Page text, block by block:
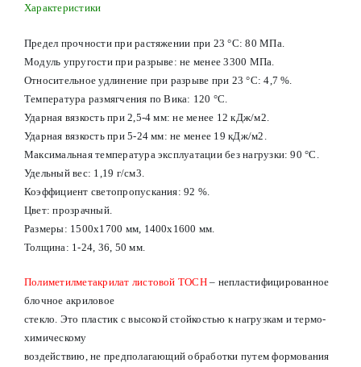
Характеристики
Предел прочности при растяжении при 23 °С: 80 МПа.
Модуль упругости при разрыве: не менее 3300 МПа.
Относительное удлинение при разрыве при 23 °С: 4,7 %.
Температура размягчения по Вика: 120 °C.
Ударная вязкость при 2,5-4 мм: не менее 12 кДж/м2.
Ударная вязкость при 5-24 мм: не менее 19 кДж/м2.
Максимальная температура эксплуатации без нагрузки: 90 °C.
Удельный вес: 1,19 г/см3.
Коэффициент светопропускания: 92 %.
Цвет: прозрачный.
Размеры: 1500х1700 мм, 1400х1600 мм.
Толщина: 1-24, 36, 50 мм.
Полиметилметакрилат листовой ТОСН– непластифицированное
блочное акриловое
стекло. Это пластик с высокой стойкостью к нагрузкам и термо-
химическому
воздействию, не предполагающий обработки путем формования